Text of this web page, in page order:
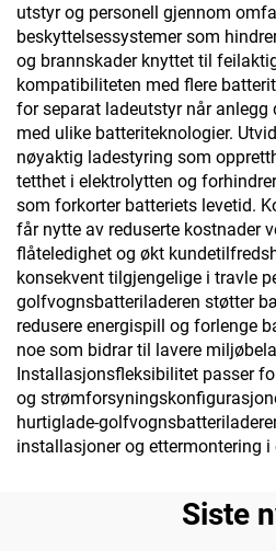
utstyr og personell gjennom
beskyttelsessystemer som
og brannskader knyttet til
kompatibiliteten med flere
for separat ladeutstyr når anlegg
med ulike batteriteknologier.
nøyaktig ladestyring som
tetthet i elektrolytten og
som forkorter batteriets levetid.
får nytte av reduserte kostnader
flåteledighet og økt
konsekvent tilgjengelige i travle
golfvognsbatteriladeren støtter
redusere energispill og forlenge
noe som bidrar til lavere
Installasjonsfleksibilitet passer
og
hurtiglade-
installasjoner og ettermontering i
Siste